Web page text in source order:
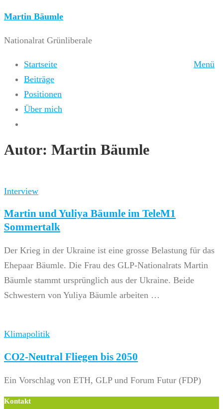
Zum
springen
Martin Bäumle
Nationalrat Grünliberale
Menü
Startseite
Beiträge
Positionen
Über mich
Autor: Martin Bäumle
Interview
Martin und Yuliya Bäumle im TeleM1
Sommertalk
Der Krieg in der Ukraine ist eine grosse Belastung für das
Ehepaar Bäumle. Die Frau des GLP-Nationalrats Martin
Bäumle stammt ursprünglich aus der Ukraine. Beide
Schwestern von Yuliya Bäumle arbeiten …
Klimapolitik
CO2-Neutral Fliegen bis 2050
Ein Vorschlag von ETH, GLP und Forum Futur (FDP)
Kontakt